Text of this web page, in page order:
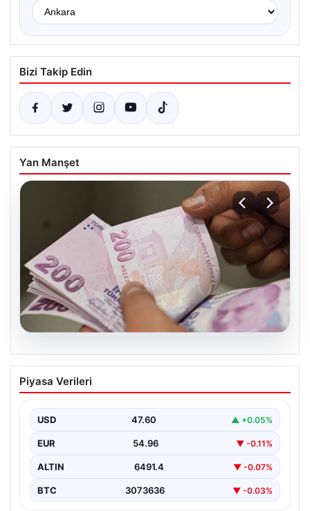
Bizi Takip Edin
Yan Manşet
05.08.2026
Bayram ikramiyeleri ne zaman yatacak?
2026 Kurban Bayramı emekli ikramiye
Piyasa Verileri
USD 47.60 ▲ +0.05%
EUR 54.96 ▼ -0.11%
ALTIN 6491.4 ▼ -0.07%
BTC 3073636 ▼ -0.03%